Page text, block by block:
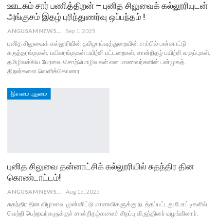
ஊடகம் சார் பணித்திறன் – புனித சிலுவைக் கல்லூரியுடன்
அங்குசம் இதழ் புரிந்துணர்வு ஒப்பந்தம் !
ANGUSAM NEWS Sep 1, 2025
புனித சிலுவைக் கல்லூரியின் தமிழாய்வுத்துறையின் சார்பில் பன்னாட்டு
கருத்தரங்குகள், பயிலரங்குகள் பயிற்சி பட்டறைகள், சான்றிதழ் பயிற்சி வகுப்புகள்,
தமிழிலக்கிய பேரவை சொற்பொழிவுகள் என மாணவர்களின் பன்முகத்
திறன்களை வெளிக்கொணர
இளமை புதுமை
புனித சிலுவை தன்னாட்சிக் கல்லூரியில் சுதந்திர தின
கொண்டாட்டம்!
ANGUSAM NEWS Aug 15, 2025
சுதந்திர தின விழாவை முன்னிட்டு மாணவிகளுக்கு நடத்தப்பட்டது போட்டிகளில்
வெற்றி பெற்றவர்களுக்குச் சான்றிதழ்களைச் சிறப்பு விருந்தினர் வழங்கினார்.